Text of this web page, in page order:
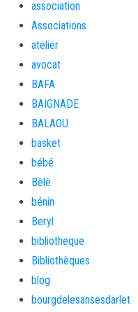
association
Associations
atelier
avocat
BAFA
BAIGNADE
BALAOU
basket
bébé
Bèlè
bénin
Beryl
bibliotheque
Bibliothèques
blog
bourgdelesansesdarlet